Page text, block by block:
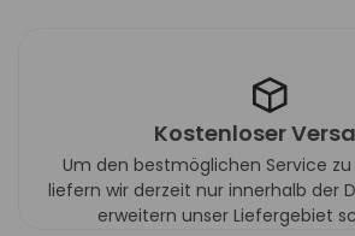
Kostenloser
Um den bestmöglichen Service
liefern wir derzeit nur innerhalb der
erweitern unser Liefergebiet